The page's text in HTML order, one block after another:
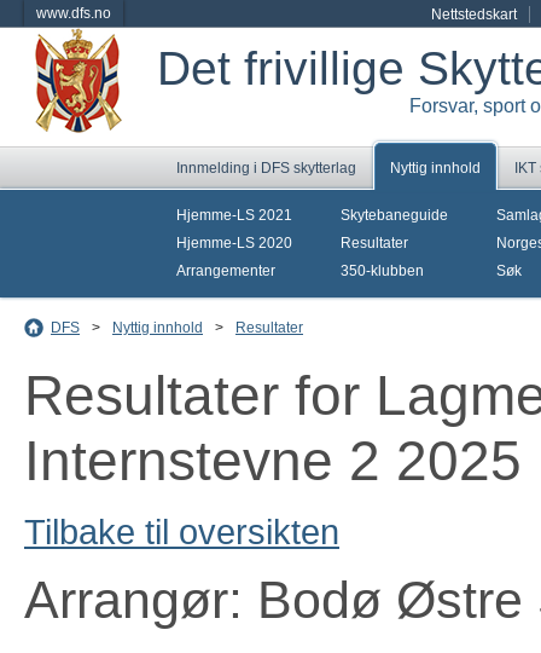
www.dfs.no Nettstedskart
Det frivillige
Forsvar, sport
Innmelding i DFS skytterlag Nyttig innhold
Hjemme-LS 2021
Hjemme-LS 2020
Arrangementer
Skytebaneguide
Resultater
350-klubben
Søk
DFS > Nyttig innhold > Resultater
Resultater for
Internstevne 2 2025
Tilbake til oversikten
Arrangør: Bodø Østre